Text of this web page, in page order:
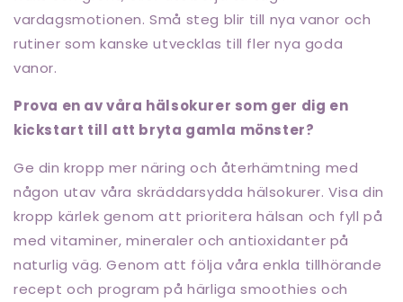
vardagsmotionen. Små steg blir till nya vanor och
rutiner som kanske utvecklas till fler nya goda
vanor.
Prova en av våra hälsokurer som ger dig en
kickstart till att bryta gamla mönster?
Ge din kropp mer näring och återhämtning med
någon utav våra skräddarsydda hälsokurer. Visa din
kropp kärlek genom att prioritera hälsan och fyll på
med vitaminer, mineraler och antioxidanter på
naturlig väg. Genom att följa våra enkla tillhörande
recept och program på härliga smoothies och